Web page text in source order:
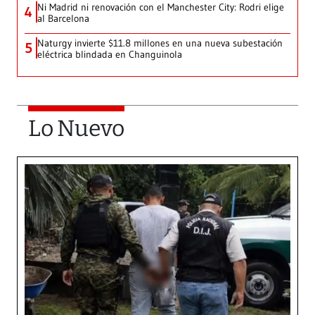
4 Ni Madrid ni renovación con el Manchester City: Rodri elige
al Barcelona
5 Naturgy invierte $11.8 millones en una nueva subestación
eléctrica blindada en Changuinola
Lo Nuevo